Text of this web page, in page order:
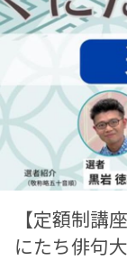
【定額制講
にたち俳句